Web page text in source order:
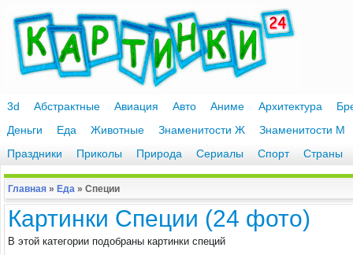
3d Абстрактные Авиация Авто Аниме Архитектура
Деньги
Еда Животные Знаменитости Ж
Знаменитости М
Праздники
Приколы Природа Сериалы Спорт Страны
Главная » Еда » Специи
Картинки Специи (24 фото)
В этой категории подобраны картинки специй